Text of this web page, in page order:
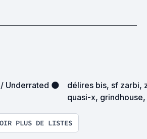
Underrated 🌑
délires bis, sf zarbi,
quasi-x,
PLUS DE LISTES